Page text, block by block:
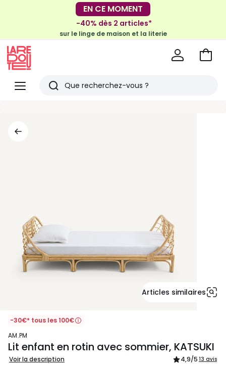
-30€ tous les 100€*
sur le meuble & la déco
EN CE MOMENT
-40% dès 2 articles*
sur le linge de maison et la literie
Menu
Redoute
Rechercher
Voir
Articles similaires
-30€* tous les 100€
AM.PM
Lit enfant en rotin avec sommier, KATSUKI
Voir la description 4,9/5 13 avis